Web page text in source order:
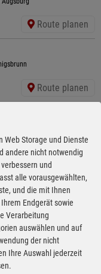
Route planen
Route planen
Route planen
Anfahrt
Route planen
Web Storage und Dienste
andere nicht notwendig
und
alle vorausgewählten,
und die mit Ihnen
Endgerät sowie
Verarbeitung
auswählen und auf
der nicht
Ihre Auswahl jederzeit